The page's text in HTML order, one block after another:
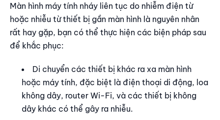
Màn hình máy tính nháy liên tục do nhiễm điện từ
hoặc nhiễu từ thiết bị gần màn hình là nguyên nhân
rất hay gặp, bạn có thể thực hiện các biện pháp sau
để khắc phục:
Di chuyển các thiết bị khác ra xa màn hình
hoặc máy tính, đặc biệt là điện thoại di động, loa
không dây, router Wi-Fi, và các thiết bị không
dây khác có thể gây ra nhiễu.